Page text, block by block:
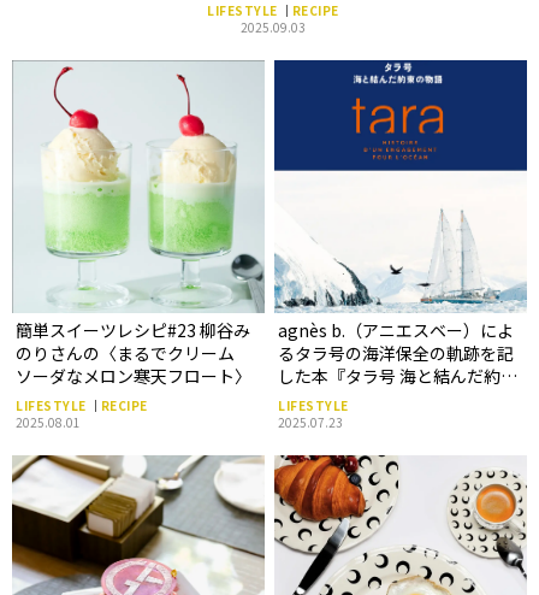
LIFESTYLE
RECIPE
2025.09.03
簡単スイーツレシピ#23 柳谷み
のりさんの〈まるでクリーム
ソーダなメロン寒天フロート〉
LIFESTYLE
RECIPE
2025.08.01
agnès b.（アニエスベー）によ
るタラ号の海洋保全の軌跡を記
した本『タラ号 海と結んだ約束
の物語』が発売中。
LIFESTYLE
2025.07.23